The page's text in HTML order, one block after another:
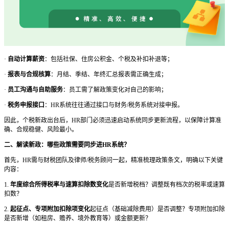
· 自动计算薪资：包括社保、住房公积金、个税及补扣补退等；
· 报表与合规核算：月结、季结、年终汇总报表需正确生成；
· 员工沟通与自助服务：员工需了解政策变化对自己的影响；
· 税务申报接口 ： HR系统往往通过接口与财务/税务系统对接申报。
因此，个税新政出台后， HR部门必须迅速启动系统同步更新流程，以保障计算准
确、合规稳健、风险最小。
二、解读新政：哪些政策需要同步进HR系统？
首先， HR需与财税团队及律师/税务顾问一起，精准梳理政策条文，明确以下关键
内容：
1. 年度综合所得税率与速算扣除数变化是否新增税档？调整既有档次的税率或速算
扣数？
2. 起征点、专项附加扣除项变化起征点（基础减除费用）是否调整？专项附加扣除
是否新增（如租房、赡养、境外教育等）或金额更新？